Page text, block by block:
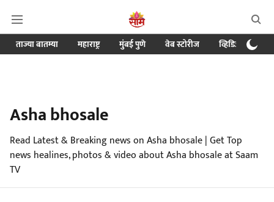
ताज्या बातम्या महाराष्ट्र मुंबई पुणे वेब स्टोरीज व्हिडिओ
Asha bhosale
Read Latest & Breaking news on Asha bhosale | Get Top
news healines, photos & video about Asha bhosale at Saam
TV